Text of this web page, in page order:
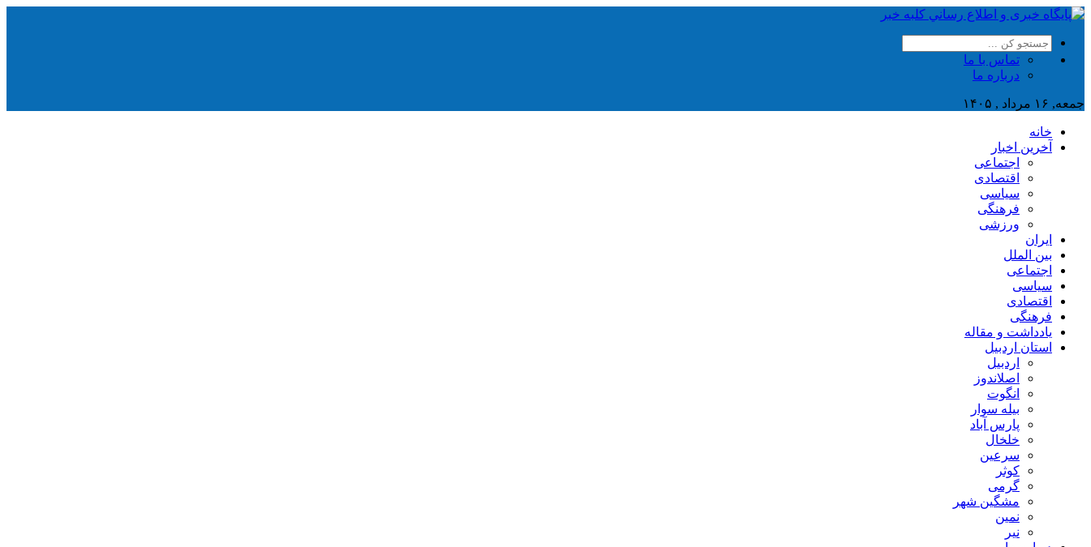
تماس با ما
درباره ما
جمعه, ۱۶ مرداد , ۱۴۰۵
خانه
آخرین اخبار
اجتماعی
اقتصادی
سیاسی
فرهنگی
ورزشی
ایران
بین الملل
اجتماعی
سیاسی
اقتصادی
فرهنگی
یادداشت و مقاله
استان اردبیل
اردبیل
اصلاندوز
انگوت
بیله سوار
پارس آباد
خلخال
سرعین
کوثر
گرمی
مشگین شهر
نمین
نیر